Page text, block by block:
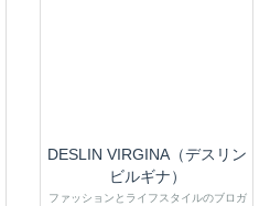
DESLIN VIRGINA（デスリン
ビルギナ）
ファッションとライフスタイルのブロガ